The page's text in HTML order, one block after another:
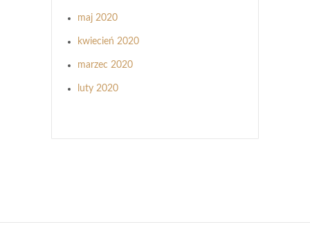
maj 2020
kwiecień 2020
marzec 2020
luty 2020